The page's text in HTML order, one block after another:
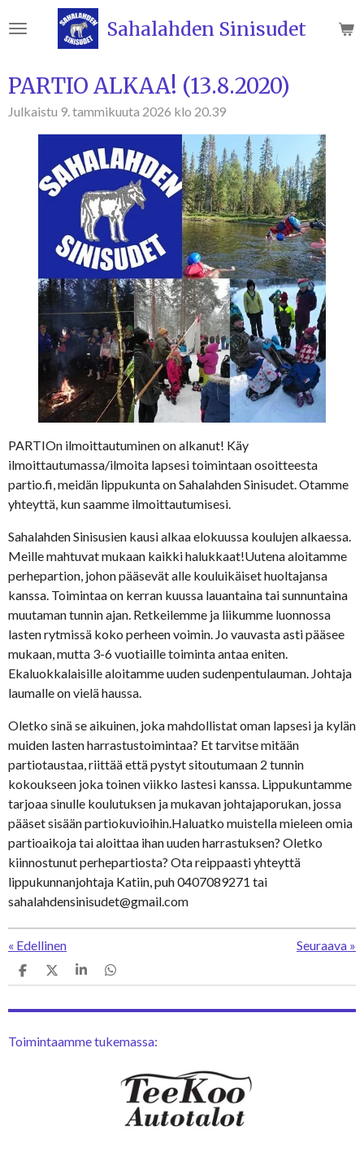
pääsisältöön
Sahalahden Sinisudet
PARTIO ALKAA! (13.8.2020)
Julkaistu 9. tammikuuta 2026 klo 20.39
PARTIOn ilmoittautuminen on alkanut! Käy
ilmoittautumassa/ilmoita lapsesi toimintaan osoitteesta
partio.fi, meidän lippukunta on Sahalahden Sinisudet. Otamme
yhteyttä, kun saamme ilmoittautumisesi.
Sahalahden Sinisusien kausi alkaa elokuussa koulujen alkaessa.
Meille mahtuvat mukaan kaikki halukkaat!Uutena aloitamme
perhepartion, johon pääsevät alle kouluikäiset huoltajansa
kanssa. Toimintaa on kerran kuussa lauantaina tai sunnuntaina
muutaman tunnin ajan. Retkeilemme ja liikumme luonnossa
lasten rytmissä koko perheen voimin. Jo vauvasta asti pääsee
mukaan, mutta 3-6 vuotiaille toiminta antaa eniten.
Ekaluokkalaisille aloitamme uuden sudenpentulauman. Johtaja
laumalle on vielä haussa.
Oletko sinä se aikuinen, joka mahdollistat oman lapsesi ja kylän
muiden lasten harrastustoimintaa? Et tarvitse mitään
partiotaustaa, riittää että pystyt sitoutumaan 2 tunnin
kokoukseen joka toinen viikko lastesi kanssa. Lippukuntamme
tarjoaa sinulle koulutuksen ja mukavan johtajaporukan, jossa
pääset sisään partiokuvioihin.Haluatko muistella mieleen omia
partioaikoja tai aloittaa ihan uuden harrastuksen? Oletko
kiinnostunut perhepartiosta? Ota reippaasti yhteyttä
lippukunnanjohtaja Katiin, puh 0407089271 tai
sahalahdensinisudet@gmail.com
« Edellinen Seuraava »
J
a
J
a
J
a
J
a
Toimintaamme tukemassa: